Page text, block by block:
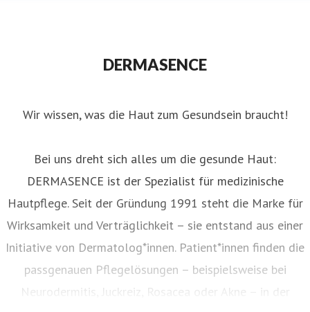
LSF 50+.pdf
DERMASENCE
Wir wissen, was die Haut zum Gesundsein braucht!
Bei uns dreht sich alles um die gesunde Haut:
DERMASENCE ist der Spezialist für medizinische
Hautpflege. Seit der Gründung 1991 steht die Marke für
Wirksamkeit und Verträglichkeit – sie entstand aus einer
Initiative von Dermatolog*innen. Patient*innen finden die
passgenauen Pflegelösungen – beispielsweise bei
Neurodermitis, Juckreiz, Rosacea oder Akne – in der